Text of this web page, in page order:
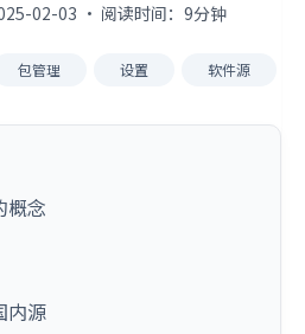
02-03 · 阅读时间：9分钟
包管理 设置 软件源
概念
内源